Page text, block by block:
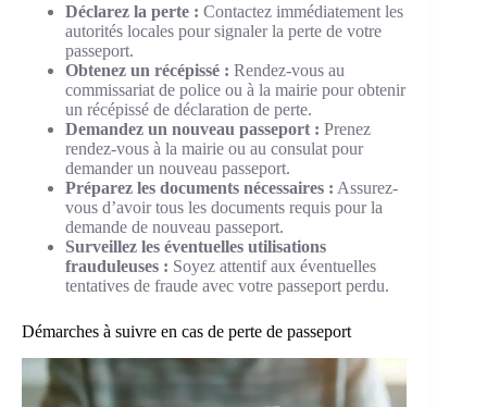
Déclarez la perte : Contactez immédiatement les
autorités locales pour signaler la perte de votre
passeport.
Obtenez un récépissé : Rendez-vous au
commissariat de police ou à la mairie pour obtenir
un récépissé de déclaration de perte.
Demandez un nouveau passeport : Prenez
rendez-vous à la mairie ou au consulat pour
demander un nouveau passeport.
Préparez les documents nécessaires : Assurez-
vous d’avoir tous les documents requis pour la
demande de nouveau passeport.
Surveillez les éventuelles utilisations
frauduleuses : Soyez attentif aux éventuelles
tentatives de fraude avec votre passeport perdu.
Démarches à suivre en cas de perte de passeport